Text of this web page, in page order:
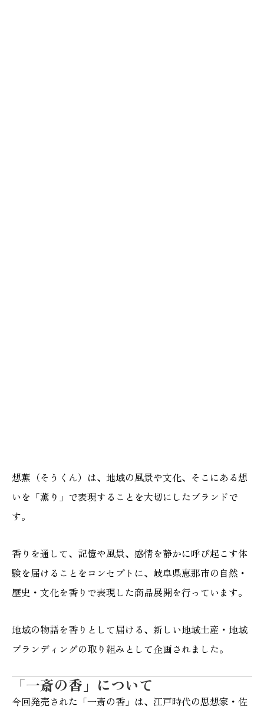
想薫（そうくん）は、地域の風景や文化、そこにある想
いを「薫り」で表現することを大切にしたブランドで
す。
香りを通して、記憶や風景、感情を静かに呼び起こす体
験を届けることをコンセプトに、岐阜県恵那市の自然・
歴史・文化を香りで表現した商品展開を行っています。
地域の物語を香りとして届ける、新しい地域土産・地域
ブランディングの取り組みとして企画されました。
「一斎の香」について
今回発売された「一斎の香」は、江戸時代の思想家・佐